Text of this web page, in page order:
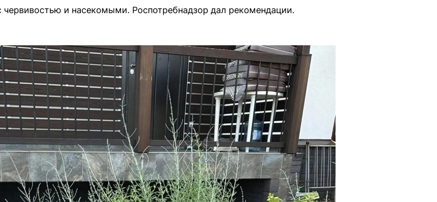
червивостью и насекомыми. Роспотребнадзор дал рекомендации.